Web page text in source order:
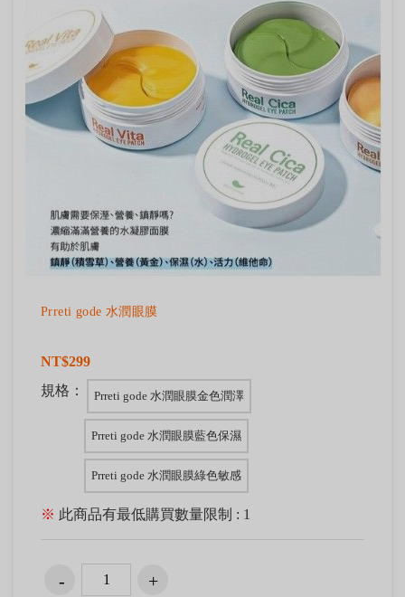
Prreti gode 水潤眼膜
NT$299
規格：
Prreti gode 水潤眼膜金色潤澤
Prreti gode 水潤眼膜藍色保濕
Prreti gode 水潤眼膜綠色敏感
※ 此商品有最低購買數量限制 : 1